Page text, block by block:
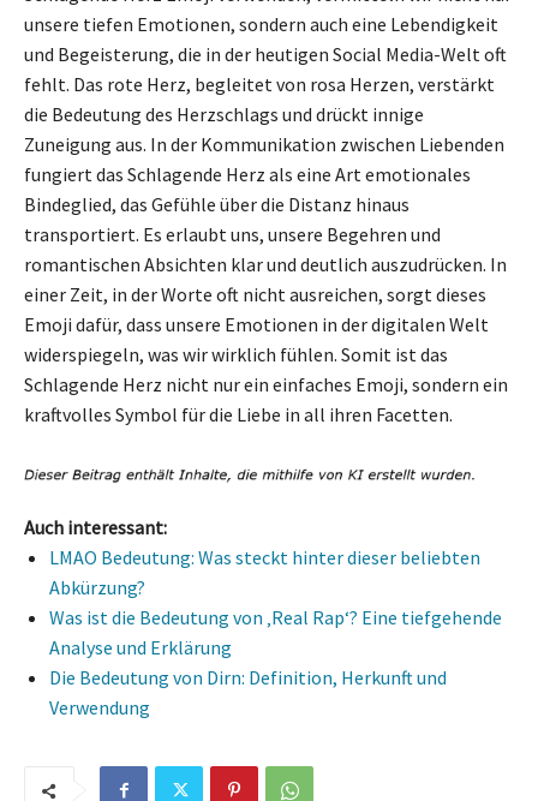
unsere tiefen Emotionen, sondern auch eine Lebendigkeit
und Begeisterung, die in der heutigen Social Media-Welt oft
fehlt. Das rote Herz, begleitet von rosa Herzen, verstärkt
die Bedeutung des Herzschlags und drückt innige
Zuneigung aus. In der Kommunikation zwischen Liebenden
fungiert das Schlagende Herz als eine Art emotionales
Bindeglied, das Gefühle über die Distanz hinaus
transportiert. Es erlaubt uns, unsere Begehren und
romantischen Absichten klar und deutlich auszudrücken. In
einer Zeit, in der Worte oft nicht ausreichen, sorgt dieses
Emoji dafür, dass unsere Emotionen in der digitalen Welt
widerspiegeln, was wir wirklich fühlen. Somit ist das
Schlagende Herz nicht nur ein einfaches Emoji, sondern ein
kraftvolles Symbol für die Liebe in all ihren Facetten.
Auch interessant:
LMAO Bedeutung: Was steckt hinter dieser beliebten
Abkürzung?
Was ist die Bedeutung von ‚Real Rap‘? Eine tiefgehende
Analyse und Erklärung
Die Bedeutung von Dirn: Definition, Herkunft und
Verwendung